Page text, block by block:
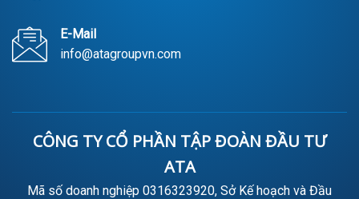
E-Mail
info@atagroupvn.com
CÔNG TY CỔ PHẦN TẬP ĐOÀN ĐẦU TƯ
ATA
Mã số doanh nghiệp 0316323920, Sở Kế hoạch và Đầu